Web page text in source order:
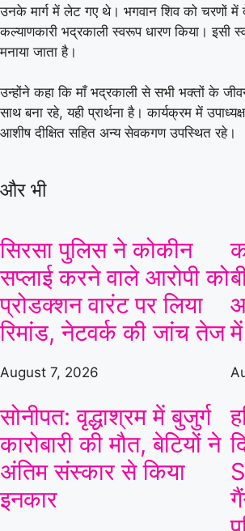
उनके मार्ग में लेट गए थे। भगवान शिव को चरणों
कल्याणकारी भद्रकाली स्वरूप धारण किया। इसी
मनाया जाता है।
उन्होंने कहा कि माँ भद्रकाली से सभी भक्तों के
साथ बना रहे, यही प्रार्थना है। कार्यक्रम में
आशीष दीक्षित सहित अन्य सेवकगण उपस्थित रहे।
और भी
सिरसा पुलिस ने कोकीन
सप्लाई करने वाले आरोपी को
प्रोडक्शन वारंट पर लिया
रिमांड, नेटवर्क की जांच तेज
August 7, 2026
सोनीपत: वृद्धाश्रम में बुजुर्ग
कारोबारी की मौत, बेटियों ने
अंतिम संस्कार से किया
इनकार
Mi London Women
v
Trent Rockets
Trent Rockets Women
Full Scorecard
Get this Widget